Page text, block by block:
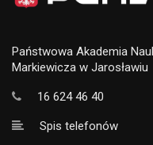
Państwowa Akademia
Markiewicza w Jarosławiu
16 624 46 40
Spis telefonów